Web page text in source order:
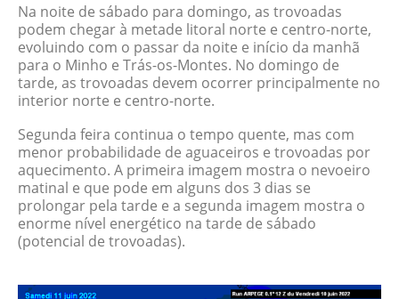
Na noite de sábado para domingo, as trovoadas
podem chegar à metade litoral norte e centro-norte,
evoluindo com o passar da noite e início da manhã
para o Minho e Trás-os-Montes. No domingo de
tarde, as trovoadas devem ocorrer principalmente no
interior norte e centro-norte.
Segunda feira continua o tempo quente, mas com
menor probabilidade de aguaceiros e trovoadas por
aquecimento. A primeira imagem mostra o nevoeiro
matinal e que pode em alguns dos 3 dias se
prolongar pela tarde e a segunda imagem mostra o
enorme nível energético na tarde de sábado
(potencial de trovoadas).